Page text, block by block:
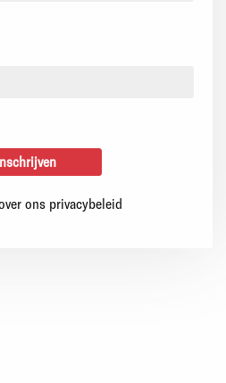
ons privacybeleid